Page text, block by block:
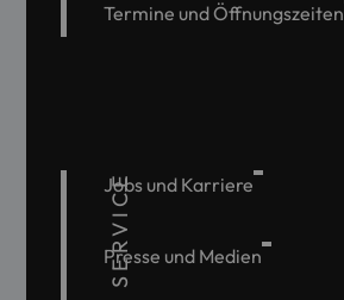
Termine und Öffnungszeiten
SERVICE
Jobs und Karriere
Presse und Medien